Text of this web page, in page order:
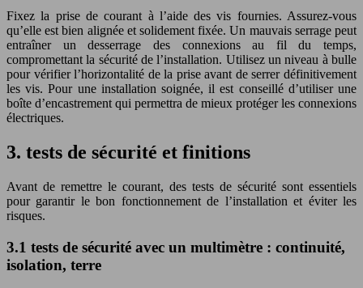
Fixez la prise de courant à l’aide des vis fournies. Assurez-vous
qu’elle est bien alignée et solidement fixée. Un mauvais serrage peut
entraîner un desserrage des connexions au fil du temps,
compromettant la sécurité de l’installation. Utilisez un niveau à bulle
pour vérifier l’horizontalité de la prise avant de serrer définitivement
les vis. Pour une installation soignée, il est conseillé d’utiliser une
boîte d’encastrement qui permettra de mieux protéger les connexions
électriques.
3. tests de sécurité et finitions
Avant de remettre le courant, des tests de sécurité sont essentiels
pour garantir le bon fonctionnement de l’installation et éviter les
risques.
3.1 tests de sécurité avec un multimètre : continuité,
isolation, terre